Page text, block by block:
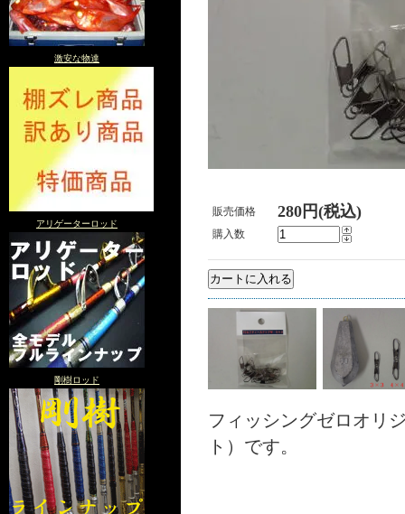
激安な物達
アリゲーターロッド
剛樹ロッド
販売価格 280円(税込)
購入数
フィッシングゼロオリ
ト）です。